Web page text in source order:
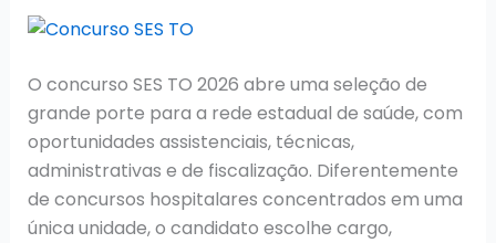
vagas
O concurso SES TO 2026 abre uma seleção de
grande porte para a rede estadual de saúde, com
oportunidades assistenciais, técnicas,
administrativas e de fiscalização. Diferentemente
de concursos hospitalares concentrados em uma
única unidade, o candidato escolhe cargo,